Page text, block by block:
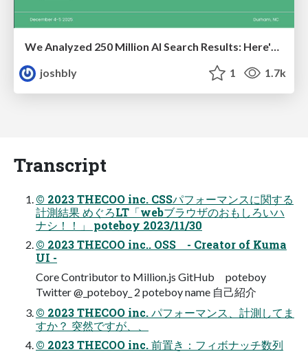
We Analyzed 250 Million AI Search Results: Here's What I Found
joshbly
1 1.7k
Transcript
© 2023 THECOO inc. CSSパフォーマンスに関する
計測結果 めぐろLT「webブラウザのおもしろいハ
ナシ！！」 poteboy 2023/11/30
© 2023 THECOO inc.. OSS - Creator of Kuma
UI -
Core Contributor to Million.js GitHub poteboy
Twitter @_poteboy_ 2 poteboy name ⾃⼰紹介
© 2023 THECOO inc. パフォーマンス、計測してま
すか？ 突然ですが、、
© 2023 THECOO inc. 前置き：フィボナッチ数列